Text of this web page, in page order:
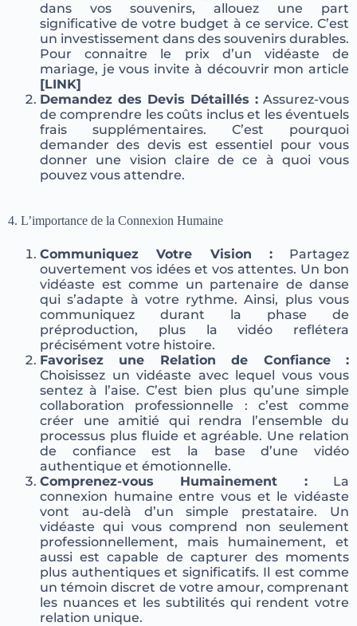
dans vos souvenirs, allouez une part
significative de votre budget à ce service. C’est
un investissement dans des souvenirs durables.
Pour connaitre le prix d’un vidéaste de
mariage, je vous invite à découvrir mon article
[LINK]
Demandez des Devis Détaillés : Assurez-vous
de comprendre les coûts inclus et les éventuels
frais supplémentaires. C’est pourquoi
demander des devis est essentiel pour vous
donner une vision claire de ce à quoi vous
pouvez vous attendre.
4. L’importance de la Connexion Humaine
Communiquez Votre Vision :Partagez
ouvertement vos idées et vos attentes. Un bon
vidéaste est comme un partenaire de danse
qui s’adapte à votre rythme. Ainsi, plus vous
communiquez durant la phase de
préproduction, plus la vidéo reflétera
précisément votre histoire.
Favorisez une Relation de Confiance :
Choisissez un vidéaste avec lequel vous vous
sentez à l’aise. C’est bien plus qu’une simple
collaboration professionnelle : c’est comme
créer une amitié qui rendra l’ensemble du
processus plus fluide et agréable. Une relation
de confiance est la base d’une vidéo
authentique et émotionnelle.
Comprenez-vous Humainement :La
connexion humaine entre vous et le vidéaste
vont au-delà d’un simple prestataire. Un
vidéaste qui vous comprend non seulement
professionnellement, mais humainement, et
aussi est capable de capturer des moments
plus authentiques et significatifs. Il est comme
un témoin discret de votre amour, comprenant
les nuances et les subtilités qui rendent votre
relation unique.